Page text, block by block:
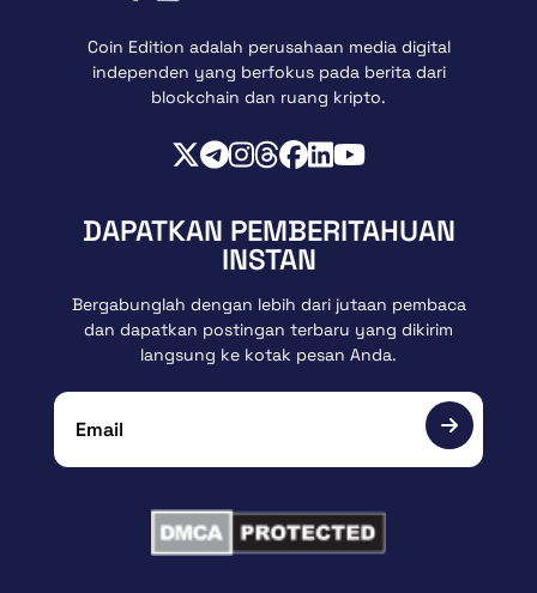
Coin Edition adalah perusahaan media digital
independen yang berfokus pada berita dari
blockchain dan ruang kripto.
DAPATKAN PEMBERITAHUAN
INSTAN
Bergabunglah dengan lebih dari jutaan pembaca
dan dapatkan postingan terbaru yang dikirim
langsung ke kotak pesan Anda.